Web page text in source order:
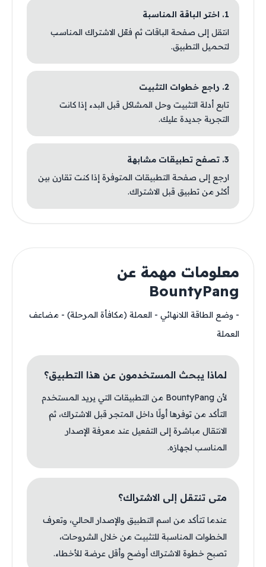
1. اختر الباقة المناسبة
انتقل إلى صفحة الباقات ثم فعّل الاشتراك المناسب
لتحميل التطبيق.
2. راجع خطوات التثبيت
تابع أدلة التثبيت وحل المشاكل قبل البدء إذا كانت
التجربة جديدة عليك.
3. تصفح تطبيقات مشابهة
ارجع إلى صفحة التطبيقات المتوفرة إذا كنت تقارن بين
أكثر من تطبيق قبل الاشتراك.
معلومات مهمة عن
BountyPang
- وضع الطاقة اللانهائي - العملة (مكافأة المرحلة) - مضاعف
العملة
لماذا يبحث المستخدمون عن هذا التطبيق؟
لأن BountyPang من التطبيقات التي يريد المستخدم
التأكد من توفرها أولًا داخل المتجر قبل الاشتراك، ثم
الانتقال مباشرة إلى التفعيل عند معرفة الإصدار
المناسب لجهازه.
متى تنتقل إلى الاشتراك؟
عندما تتأكد من اسم التطبيق والإصدار الحالي، وتعرف
الخطوات المناسبة للتثبيت من خلال الشروحات،
تصبح خطوة الاشتراك أوضح وأقل عرضة للأخطاء.